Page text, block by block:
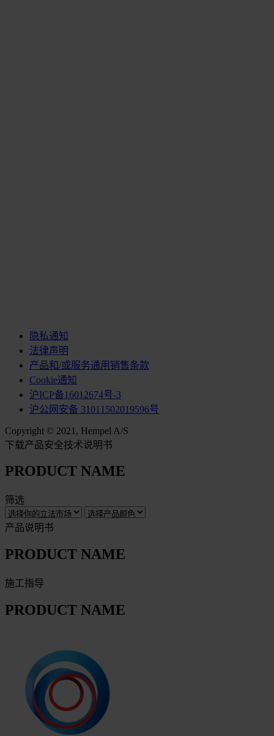
隐私通知
法律声明
产品和/或服务通用销售条款
Cookie通知
沪ICP备16012674号-3
沪公网安备 31011502019596号
Copyright © 2021, Hempel A/S
下载产品安全技术说明书
PRODUCT NAME
筛选
产品说明书
PRODUCT NAME
施工指导
PRODUCT NAME